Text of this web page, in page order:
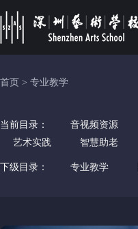
首页 > 专业教学
当前目录： 音视频资源
艺术实践
智慧助老
下级目录： 专业教学